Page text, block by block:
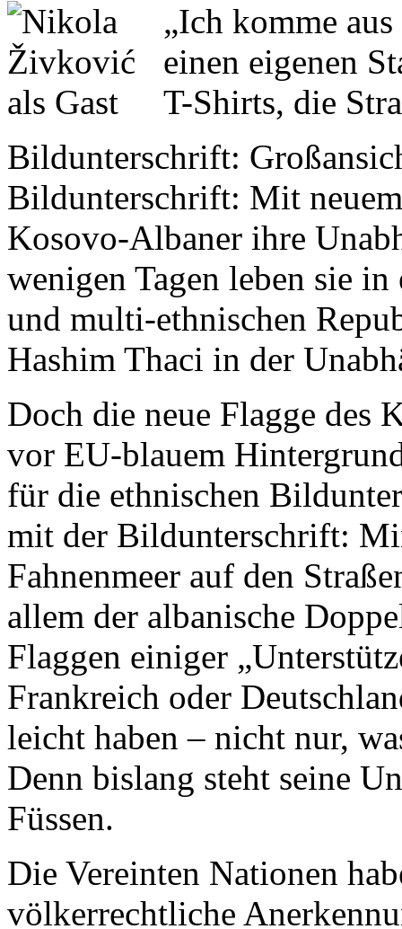
„Ich komme
einen eigenen
T-Shirts, die
Bildunterschrift:
Bildunterschrift: Mit
Kosovo-Albaner ihre
wenigen Tagen leben sie
und multi-ethnischen
Hashim Thaci in der
Doch die neue Flagge des
vor EU-blauem
für die ethnischen
mit der Bildunterschrift:
Fahnenmeer auf den
allem der albanische
Flaggen einiger
Frankreich oder
leicht haben – nicht nur,
Denn bislang steht seine
Füssen.
Die Vereinten Nationen
völkerrechtliche